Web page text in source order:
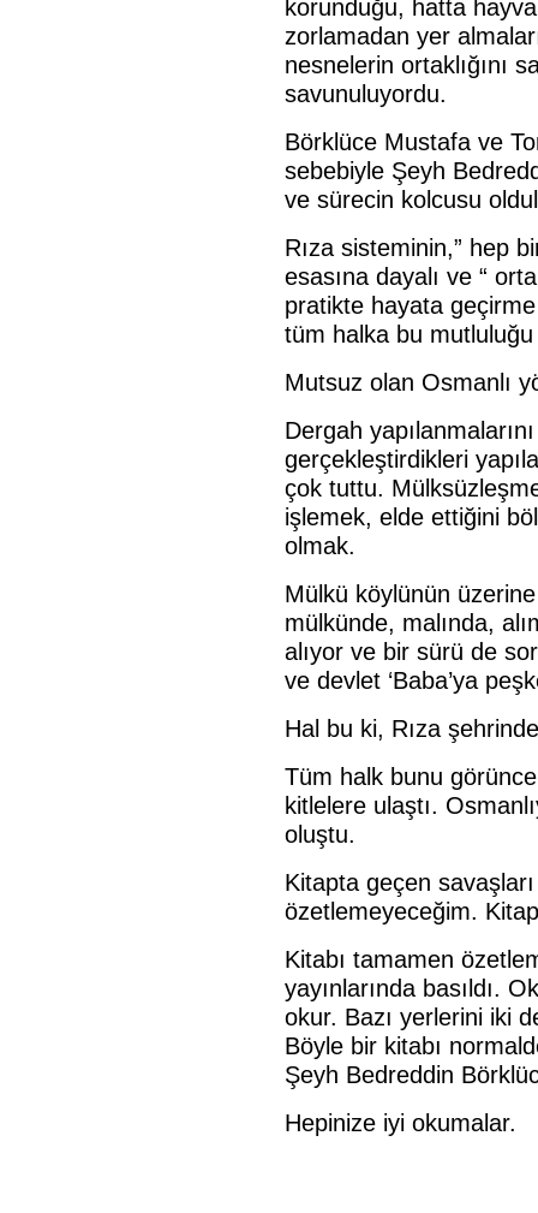
korunduğu, hatta
zorlamadan yer
nesnelerin ortaklığını
savunuluyordu.
Börklüce Mustafa ve
sebebiyle Şeyh
ve sürecin kolcusu
Rıza sisteminin,” hep
esasına dayalı ve “
pratikte hayata
tüm halka bu mutluluğu
Mutsuz olan Osmanlı
Dergah
gerçekleştirdikleri
çok tuttu.
işlemek, elde ettiğini
olmak.
Mülkü köylünün
mülkünde, malında,
alıyor ve bir sürü de
ve devlet ‘Baba’ya
Hal bu ki, Rıza
Tüm halk bunu
kitlelere ulaştı.
oluştu.
Kitapta geçen
özetlemeyeceğim.
Kitabı tamamen
yayınlarında basıldı.
okur. Bazı yerlerini iki
Böyle bir kitabı
Şeyh Bedreddin
Hepinize iyi okumalar.